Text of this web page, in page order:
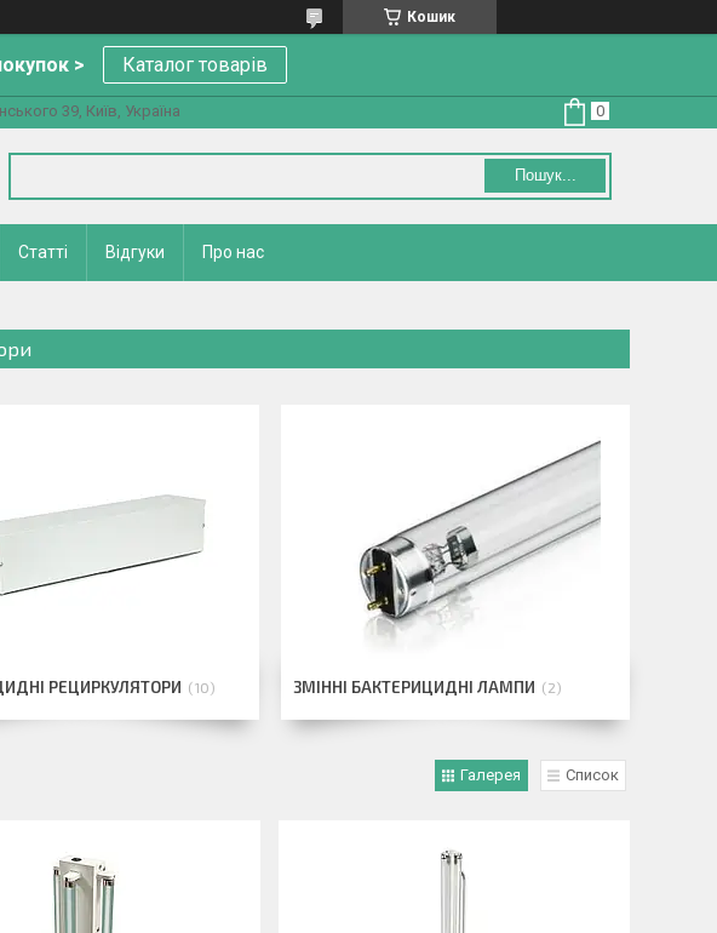
Кошик
> Каталог товарів
39, Київ, Україна
Пошук...
Статті Відгуки Про нас
РЕЦИРКУЛЯТОРИ 10 ЗМІННІ БАКТЕРИЦИДНІ ЛАМПИ 2
Галерея Список